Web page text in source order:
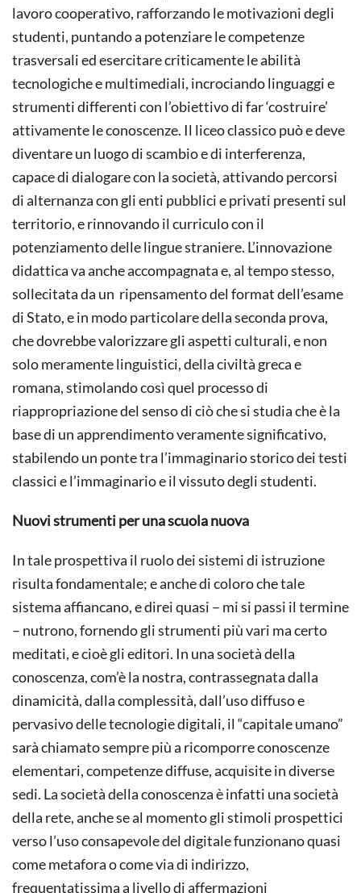
lavoro cooperativo, rafforzando le motivazioni degli
studenti, puntando a potenziare le competenze
trasversali ed esercitare criticamente le abilità
tecnologiche e multimediali, incrociando linguaggi e
strumenti differenti con l’obiettivo di far ‘costruire’
attivamente le conoscenze. Il liceo classico può e deve
diventare un luogo di scambio e di interferenza,
capace di dialogare con la società, attivando percorsi
di alternanza con gli enti pubblici e privati presenti sul
territorio, e rinnovando il curriculo con il
potenziamento delle lingue straniere. L’innovazione
didattica va anche accompagnata e, al tempo stesso,
sollecitata da un ripensamento del format dell’esame
di Stato, e in modo particolare della seconda prova,
che dovrebbe valorizzare gli aspetti culturali, e non
solo meramente linguistici, della civiltà greca e
romana, stimolando così quel processo di
riappropriazione del senso di ciò che si studia che è la
base di un apprendimento veramente significativo,
stabilendo un ponte tra l’immaginario storico dei testi
classici e l’immaginario e il vissuto degli studenti.
Nuovi strumenti per una scuola nuova
In tale prospettiva il ruolo dei sistemi di istruzione
risulta fondamentale; e anche di coloro che tale
sistema affiancano, e direi quasi – mi si passi il termine
– nutrono, fornendo gli strumenti più vari ma certo
meditati, e cioè gli editori. In una società della
conoscenza, com’è la nostra, contrassegnata dalla
dinamicità, dalla complessità, dall’uso diffuso e
pervasivo delle tecnologie digitali, il “capitale umano”
sarà chiamato sempre più a ricomporre conoscenze
elementari, competenze diffuse, acquisite in diverse
sedi. La società della conoscenza è infatti una società
della rete, anche se al momento gli stimoli prospettici
verso l’uso consapevole del digitale funzionano quasi
come metafora o come via di indirizzo,
frequentatissima a livello di affermazioni